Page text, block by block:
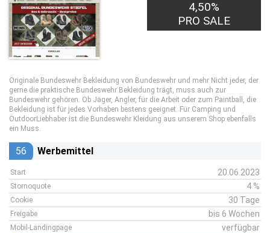
4,50%
PRO SALE
Originale Bundeswehr Bekleidung von Bundeswehr und mehr Nicht jeder, der
gerne die praktische Bundeswehr Bekleidung trägt, muss auch zur
Bundeswehr gehören. Ob Jäger, Angler, für die Arbeit oder zum Paintball, die
Bekleidung ist für jedes Vorhaben bestens geeignet. Für Camping und
OutdoorLiebhaber ist die Bundeswehr Kleidung aus unserem Shop ebenfalls
ein Muss.
56 Werbemittel
Start 20.06.2023
Stornoquote 4 %
Cookie 30 Tage
Freigabe bis 6 Wochen
Mobil-Landingpage verfügbar